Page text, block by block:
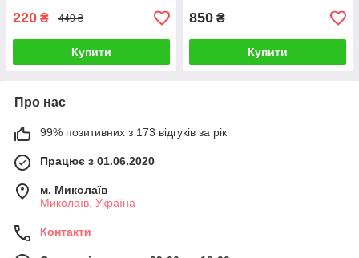
220 ₴ 440 ₴
Купити
850 ₴
Купити
Про нас
99% позитивних з 173 відгуків за рік
Працює з 01.06.2020
м. Миколаїв
Миколаїв, Україна
Контакти